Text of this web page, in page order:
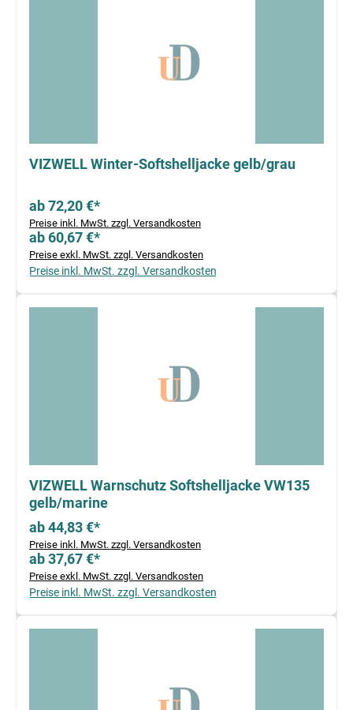
VIZWELL Winter-Softshelljacke gelb/grau
ab 72,20 €*
Preise inkl. MwSt. zzgl. Versandkosten
ab 60,67 €*
Preise exkl. MwSt. zzgl. Versandkosten
Preise inkl. MwSt. zzgl. Versandkosten
VIZWELL Warnschutz Softshelljacke VW135
gelb/marine
ab 44,83 €*
Preise inkl. MwSt. zzgl. Versandkosten
ab 37,67 €*
Preise exkl. MwSt. zzgl. Versandkosten
Preise inkl. MwSt. zzgl. Versandkosten